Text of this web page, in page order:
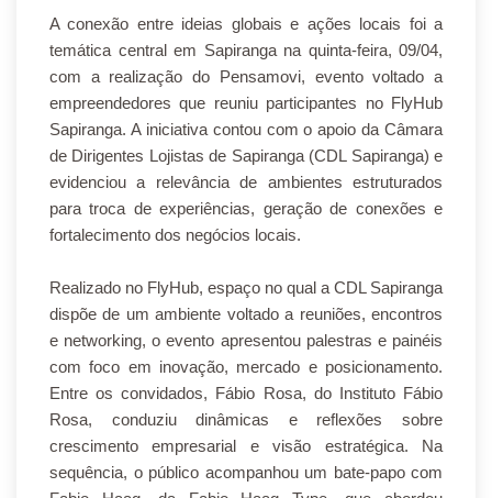
A conexão entre ideias globais e ações locais foi a
temática central em Sapiranga na quinta-feira, 09/04,
com a realização do Pensamovi, evento voltado a
empreendedores que reuniu participantes no FlyHub
Sapiranga. A iniciativa contou com o apoio da Câmara
de Dirigentes Lojistas de Sapiranga (CDL Sapiranga) e
evidenciou a relevância de ambientes estruturados
para troca de experiências, geração de conexões e
fortalecimento dos negócios locais.
Realizado no FlyHub, espaço no qual a CDL Sapiranga
dispõe de um ambiente voltado a reuniões, encontros
e networking, o evento apresentou palestras e painéis
com foco em inovação, mercado e posicionamento.
Entre os convidados, Fábio Rosa, do Instituto Fábio
Rosa, conduziu dinâmicas e reflexões sobre
crescimento empresarial e visão estratégica. Na
sequência, o público acompanhou um bate-papo com